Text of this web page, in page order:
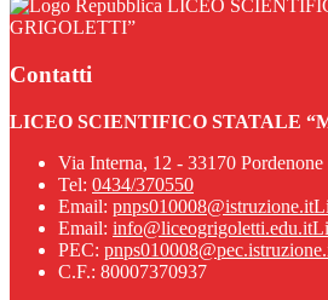
LICEO
GRIGOLETTI”
Contatti
LICEO SCIENTIFICO STATALE
Via Interna, 12 - 33170
Tel: 0434/370550
Email: pnps010008@istruzione.it
Email: info@liceogrigoletti.edu.it
PEC:
C.F.: 80007370937